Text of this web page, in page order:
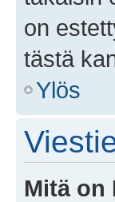
on
tästä
Ylös
Mitä on